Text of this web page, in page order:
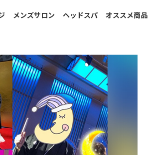
メンズサロン ヘッドスパ オススメ商品